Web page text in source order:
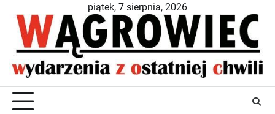
content
piątek, 7 sierpnia, 2026